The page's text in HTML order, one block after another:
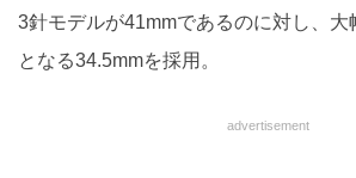
3針モデルが41mmであるのに対し、大
となる34.5mmを採用。
advertisement